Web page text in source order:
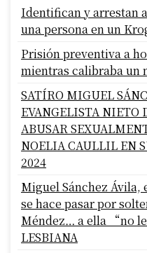
Identifican y arrestan
una persona en un
Prisión preventiva a
mientras calibraba un
SATÍRO MIGUEL
EVANGELISTA NIETO
ABUSAR
NOELIA CAULLIL EN
2024
Miguel Sánchez
se hace pasar por
Méndez… a ella “no
LESBIANA